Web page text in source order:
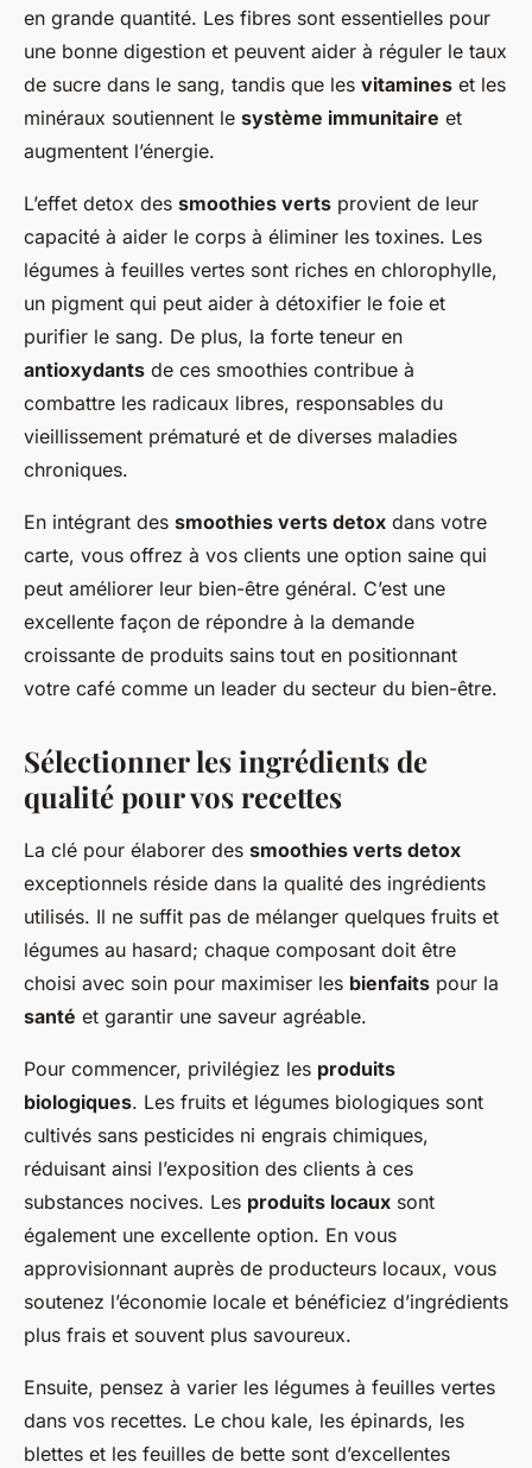
en grande quantité. Les fibres sont essentielles pour
une bonne digestion et peuvent aider à réguler le taux
de sucre dans le sang, tandis que les vitamines et les
minéraux soutiennent le système immunitaire et
augmentent l’énergie.
L’effet detox des smoothies verts provient de leur
capacité à aider le corps à éliminer les toxines. Les
légumes à feuilles vertes sont riches en chlorophylle,
un pigment qui peut aider à détoxifier le foie et
purifier le sang. De plus, la forte teneur en
antioxydants de ces smoothies contribue à
combattre les radicaux libres, responsables du
vieillissement prématuré et de diverses maladies
chroniques.
En intégrant des smoothies verts detox dans votre
carte, vous offrez à vos clients une option saine qui
peut améliorer leur bien-être général. C’est une
excellente façon de répondre à la demande
croissante de produits sains tout en positionnant
votre café comme un leader du secteur du bien-être.
Sélectionner les ingrédients de
qualité pour vos recettes
La clé pour élaborer des smoothies verts detox
exceptionnels réside dans la qualité des ingrédients
utilisés. Il ne suffit pas de mélanger quelques fruits et
légumes au hasard; chaque composant doit être
choisi avec soin pour maximiser les bienfaits pour la
santé et garantir une saveur agréable.
Pour commencer, privilégiez les produits
biologiques. Les fruits et légumes biologiques sont
cultivés sans pesticides ni engrais chimiques,
réduisant ainsi l’exposition des clients à ces
substances nocives. Les produits locaux sont
également une excellente option. En vous
approvisionnant auprès de producteurs locaux, vous
soutenez l’économie locale et bénéficiez d’ingrédients
plus frais et souvent plus savoureux.
Ensuite, pensez à varier les légumes à feuilles vertes
dans vos recettes. Le chou kale, les épinards, les
blettes et les feuilles de bette sont d’excellentes